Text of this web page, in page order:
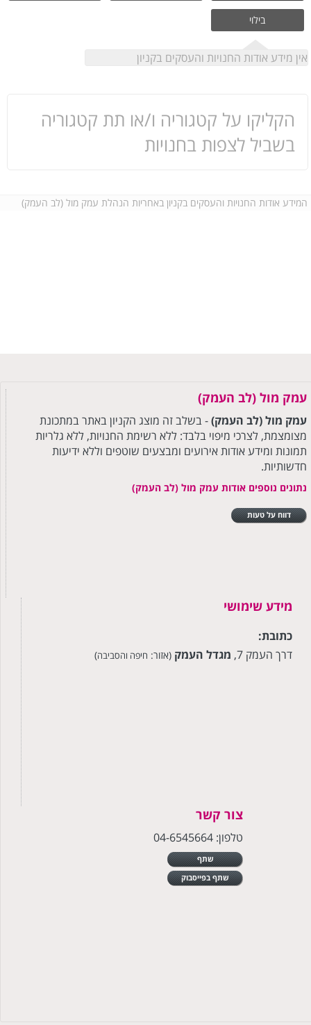
בילוי
אין מידע אודות החנויות והעסקים בקניון
הקליקו על קטגוריה ו/או תת קטגוריה
בשביל לצפות בחנויות
המידע אודות החנויות והעסקים בקניון באחריות הנהלת עמק מול (לב העמק)
עמק מול (לב העמק)
עמק מול (לב העמק)- בשלב זה מוצג הקניון באתר במתכונת
מצומצמת, לצרכי מיפוי בלבד: ללא רשימת החנויות, ללא גלריות
תמונות ומידע אודות אירועים ומבצעים שוטפים וללא ידיעות
חדשותיות.
נתונים נוספים אודות עמק מול (לב העמק)
דווח על טעות
מידע שימושי
כתובת:
דרך העמק 7,
מגדל העמק (אזור: חיפה והסביבה)
צור קשר
טלפון: 04-6545664
שתף
שתף בפייסבוק